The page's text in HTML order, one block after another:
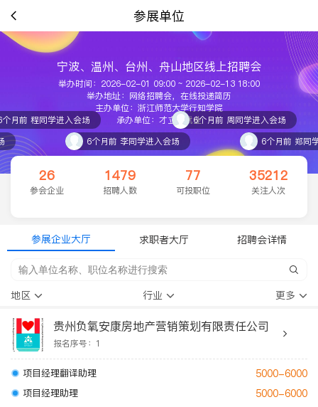
参展单位
宁波、温州、台州、舟山地区线上招聘会
举办时间：2026-02-01 09:00 ~ 2026-02-13 18:00
举办地址：网络招聘会，在线投递简历
主办单位：浙江师范大学行知学院
承办单位：才立方就业
月前 程同学进入会场
6个月前 周同学进入会场
6个月前 李同学进入会场 6个月前 郑同
26
参会企业
1479
招聘人数
77
可投职位
35212
关注人次
参展企业大厅 求职者大厅 招聘会详情
地区 行业 更多
贵州负氧安康房地产营销策划有限责任公司
报名序号：1
项目经理翻译助理 5000-6000
项目经理助理 5000-6000